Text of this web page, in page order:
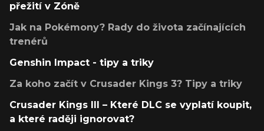
přežití v Zóně
Jak na Pokémony? Rady do života začínajících
trenérů
Genshin Impact - tipy a triky
Za koho začít v Crusader Kings 3? Tipy a triky
Crusader Kings III – Které DLC se vyplatí koupit,
a které raději ignorovat?